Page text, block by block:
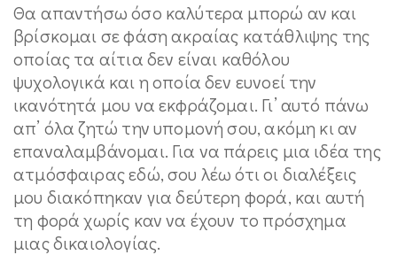
Θα απαντήσω όσο καλύτερα μπορώ αν και
βρίσκομαι σε φάση ακραίας κατάθλιψης της
οποίας τα αίτια δεν είναι καθόλου
ψυχολογικά και η οποία δεν ευνοεί την
ικανότητά μου να εκφράζομαι. Γι’ αυτό πάνω
απ’ όλα ζητώ την υπομονή σου, ακόμη κι αν
επαναλαμβάνομαι. Για να πάρεις μια ιδέα της
ατμόσφαιρας εδώ, σου λέω ότι οι διαλέξεις
μου διακόπηκαν για δεύτερη φορά, και αυτή
τη φορά χωρίς καν να έχουν το πρόσχημα
μιας δικαιολογίας.